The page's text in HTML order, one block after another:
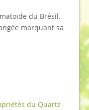
du Brésil.
marquant sa
du Quartz